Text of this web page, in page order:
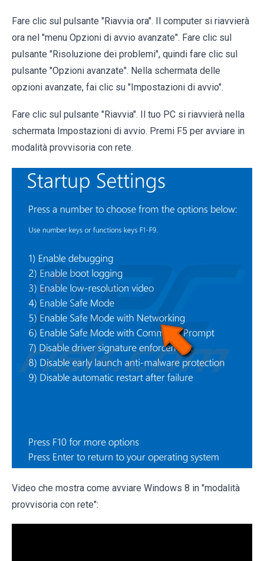
Fare clic sul pulsante "Riavvia ora". Il computer si riavvierà
ora nel "menu Opzioni di avvio avanzate". Fare clic sul
pulsante "Risoluzione dei problemi", quindi fare clic sul
pulsante "Opzioni avanzate". Nella schermata delle
opzioni avanzate, fai clic su "Impostazioni di avvio".
Fare clic sul pulsante "Riavvia". Il tuo PC si riavvierà nella
schermata Impostazioni di avvio. Premi F5 per avviare in
modalità provvisoria con rete.
Video che mostra come avviare Windows 8 in "modalità
provvisoria con rete":